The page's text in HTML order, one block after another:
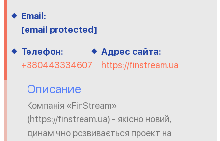
Email:
[email protected]
Телефон:
+380443334607
Адрес сайта:
https://finstream.ua
Описание
Компанія «FinStream»
(https://finstream.ua) - якісно новий,
динамічно розвивається проект на